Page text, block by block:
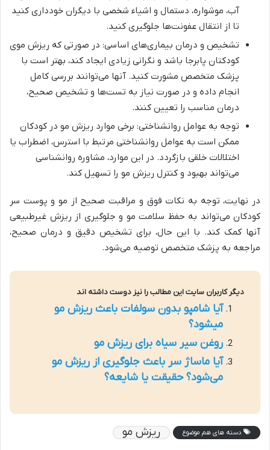
آب، موشواره، دستمال و اشیاء شخصی با دیگران خودداری کنید
تا از انتقال عفونت‌ها جلوگیری کنید.
تشخیص و درمان بیماری‌های اساسی: در صورتی که ریزش موی
کودکتان پابرجا باشد و نگرانی زیادی ایجاد کند، بهتر است با
پزشک متخصص مشورت کنید. آنها می‌توانند بررسی کامل
انجام داده و در صورت نیاز به تست‌ها و تشخیص صحیح،
درمان مناسب را تعیین کنند.
توجه به عوامل روانشناختی: برخی موارد ریزش مو در کودکان
ممکن است به عوامل روانشناختی مرتبط با استرس، اضطراب یا
اختلالات خلقی بازگردد. در این موارد، مشاوره روانشناسی
می‌تواند بهبود و کنترل ریزش مو را تسهیل کند.
در نهایت، توجه به نکات فوق و مراقبت صحیح از مو و پوست سر
کودکان می‌تواند به حفظ سلامت مو و جلوگیری از ریزش غیرطبیعی
آنها کمک کند. با این حال، برای تشخیص دقیق و درمان صحیح،
مراجعه به پزشک متخصص توصیه می‌شود.
دیگر کاربران سایت این مطالب را نیز دوست داشته اند
آیا شامپو بدون سولفات باعث ریزش مو
میشود؟
روغن سیر سیاه برای ریزش مو
آیا ماساژ سر باعث جلوگیری از ریزش مو
می‌شود؟ حقیقت یا شایعه؟
دسته های هم موضوع ریزش مو